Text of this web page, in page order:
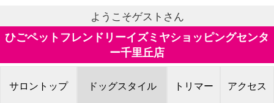
ようこそゲストさん
ひごペットフレンドリーイズミヤショッピングセンタ
ー千里丘店
サロントップ ドッグスタイル トリマー アクセス